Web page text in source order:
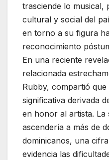
trasciende lo musical,
cultural y social del
en torno a su figura
reconocimiento
En una reciente
relacionada
Rubby, compartió
significativa derivada
en honor al artista. La
ascendería a más de
dominicanos, una
evidencia las